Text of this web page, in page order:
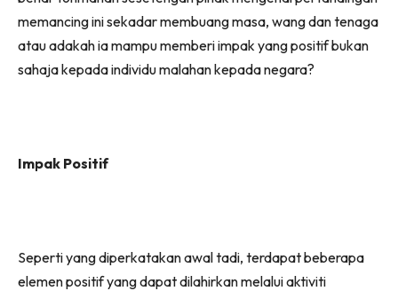
memancing ini sekadar membuang masa, wang dan tenaga
atau adakah ia mampu memberi impak yang positif bukan
sahaja kepada individu malahan kepada negara?
Impak Positif
Seperti yang diperkatakan awal tadi, terdapat beberapa
elemen positif yang dapat dilahirkan melalui aktiviti